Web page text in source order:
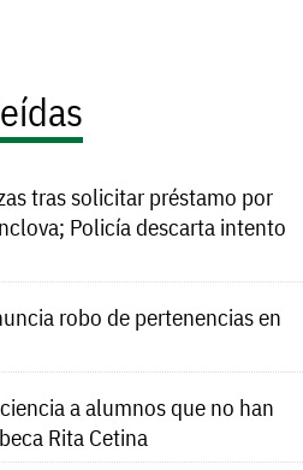
tras solicitar préstamo por
Policía descarta intento
robo de pertenencias en
a alumnos que no han
Rita Cetina